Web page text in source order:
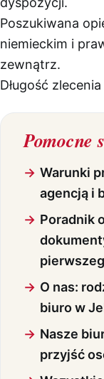
Poszukiwana
niemieckim i
zewnątrz.
Długość
Pomocne
Warunki
agencją i
Poradnik
O nas:
biuro w
Nasze
przyjść